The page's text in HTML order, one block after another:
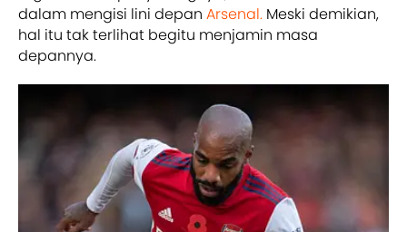
dalam mengisi lini depan Arsenal. Meski demikian,
hal itu tak terlihat begitu menjamin masa
depannya.